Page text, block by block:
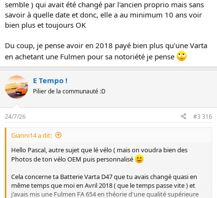
semble ) qui avait été changé par l'ancien proprio mais sans
savoir à quelle date et donc, elle a au minimum 10 ans voir
bien plus et toujours OK
Du coup, je pense avoir en 2018 payé bien plus qu'une Varta
en achetant une Fulmen pour sa notoriété je pense
E Tempo !
Pilier de la communauté :D
24/7/26 #3 316
Gianni14 a dit:
Hello Pascal, autre sujet que lé vélo ( mais on voudra bien des
Photos de ton vélo OEM puis personnalisé
Cela concerne ta Batterie Varta D47 que tu avais changé quasi en
même temps que moi en Avril 2018 ( que le temps passe vite ) et
j'avais mis une Fulmen FA 654 en théorie d'une qualité supérieure